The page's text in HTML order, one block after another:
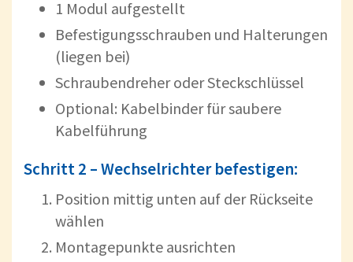
1 Modul aufgestellt
Befestigungsschrauben und Halterungen
(liegen bei)
Schraubendreher oder Steckschlüssel
Optional: Kabelbinder für saubere
Kabelführung
Schritt 2 – Wechselrichter befestigen:
Position mittig unten auf der Rückseite
wählen
Montagepunkte ausrichten